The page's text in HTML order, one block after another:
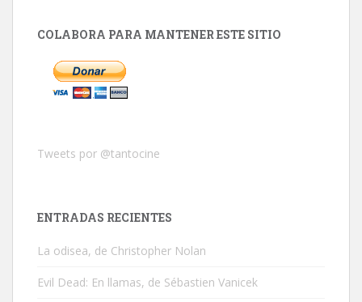
COLABORA PARA MANTENER ESTE SITIO
Tweets por @tantocine
ENTRADAS RECIENTES
La odisea, de Christopher Nolan
Evil Dead: En llamas, de Sébastien Vanicek